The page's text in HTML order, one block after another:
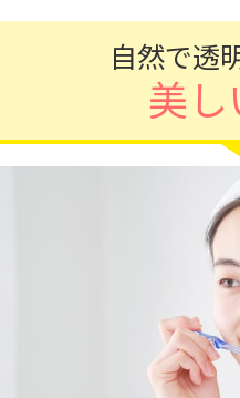
自然で透
美し